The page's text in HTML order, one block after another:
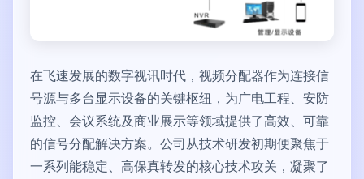
在飞速发展的数字视讯时代，视频分配器作为连接信
号源与多台显示设备的关键枢纽，为广电工程、安防
监控、会议系统及商业展示等领域提供了高效、可靠
的信号分配解决方案。公司从技术研发初期便聚焦于
一系列能稳定、高保真转发的核心技术攻关，凝聚了